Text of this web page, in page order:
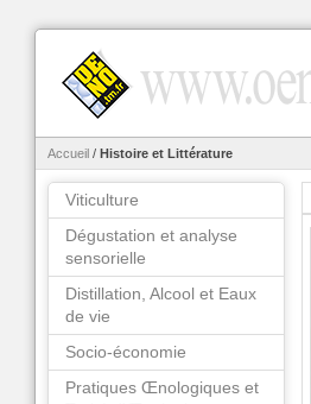
Accueil / Histoire et Littérature
Viticulture
Dégustation et analyse
sensorielle
Distillation, Alcool et Eaux
de vie
Socio-économie
Pratiques Œnologiques et